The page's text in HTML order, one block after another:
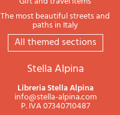
The most beautiful streets and
paths in Italy
All themed sections
Stella Alpina
Libreria Stella Alpina
info@stella-alpina.com
P. IVA 07340710487